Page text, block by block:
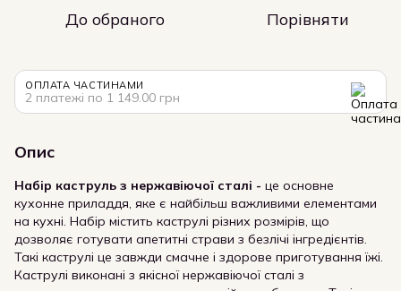
До обраного Порівняти
ОПЛАТА ЧАСТИНАМИ
2 платежі по 1 149.00 грн
Опис
Набір каструль з нержавіючої сталі - це основне
кухонне приладдя, яке є найбільш важливими елементами
на кухні. Набір містить каструлі різних розмірів, що
дозволяє готувати апетитні страви з безлічі інгредієнтів.
Такі каструлі це завжди смачне і здорове приготування їжі.
Каструлі виконані з якісної нержавіючої сталі з